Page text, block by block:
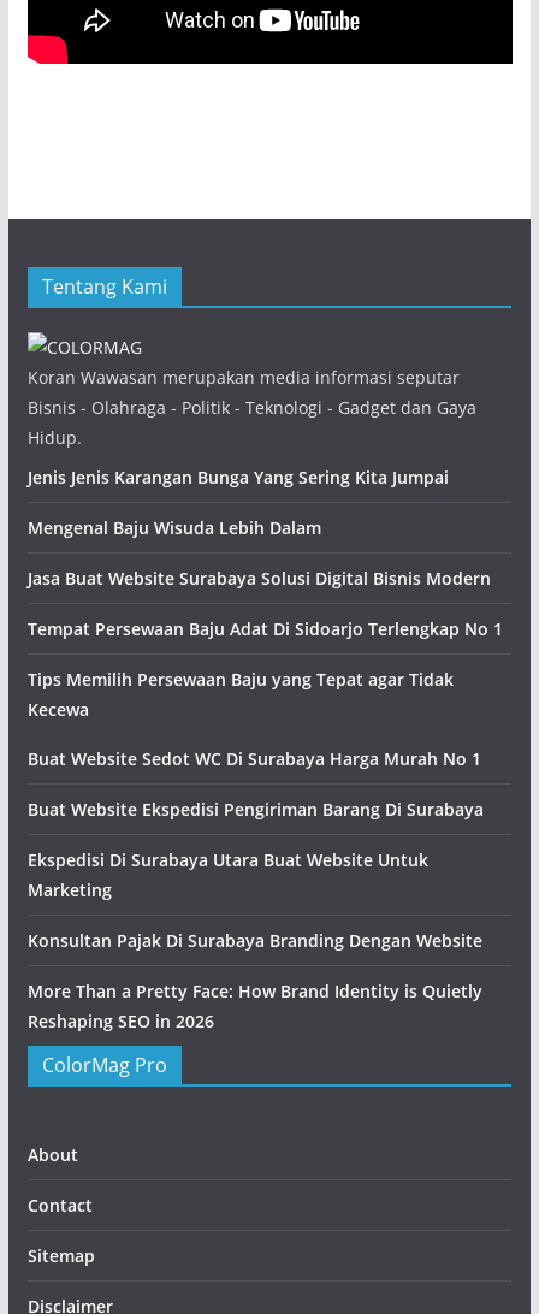
Tentang Kami
Koran Wawasan merupakan media informasi seputar
Bisnis - Olahraga - Politik - Teknologi - Gadget dan Gaya
Hidup.
Jenis Jenis Karangan Bunga Yang Sering Kita Jumpai
Mengenal Baju Wisuda Lebih Dalam
Jasa Buat Website Surabaya Solusi Digital Bisnis Modern
Tempat Persewaan Baju Adat Di Sidoarjo Terlengkap No 1
Tips Memilih Persewaan Baju yang Tepat agar Tidak
Kecewa
Buat Website Sedot WC Di Surabaya Harga Murah No 1
Buat Website Ekspedisi Pengiriman Barang Di Surabaya
Ekspedisi Di Surabaya Utara Buat Website Untuk
Marketing
Konsultan Pajak Di Surabaya Branding Dengan Website
More Than a Pretty Face: How Brand Identity is Quietly
Reshaping SEO in 2026
ColorMag Pro
About
Contact
Sitemap
Disclaimer